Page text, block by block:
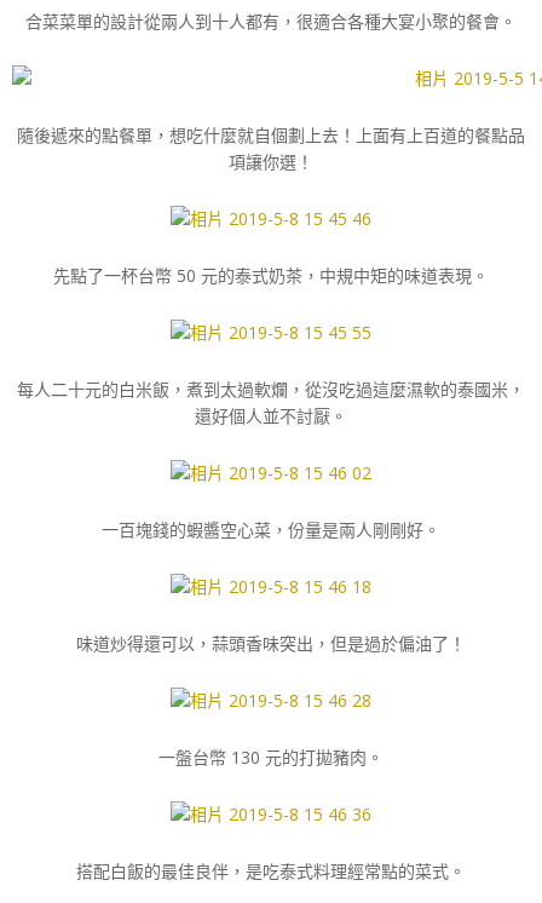
合菜菜單的設計從兩人到十人都有，很適合各種大宴小聚的餐會。
隨後遞來的點餐單，想吃什麼就自個劃上去！上面有上百道的餐點品
項讓你選！
先點了一杯台幣 50 元的泰式奶茶，中規中矩的味道表現。
每人二十元的白米飯，煮到太過軟爛，從沒吃過這麼濕軟的泰國米，
還好個人並不討厭。
一百塊錢的蝦醬空心菜，份量是兩人剛剛好。
味道炒得還可以，蒜頭香味突出，但是過於偏油了！
一盤台幣 130 元的打拋豬肉。
搭配白飯的最佳良伴，是吃泰式料理經常點的菜式。